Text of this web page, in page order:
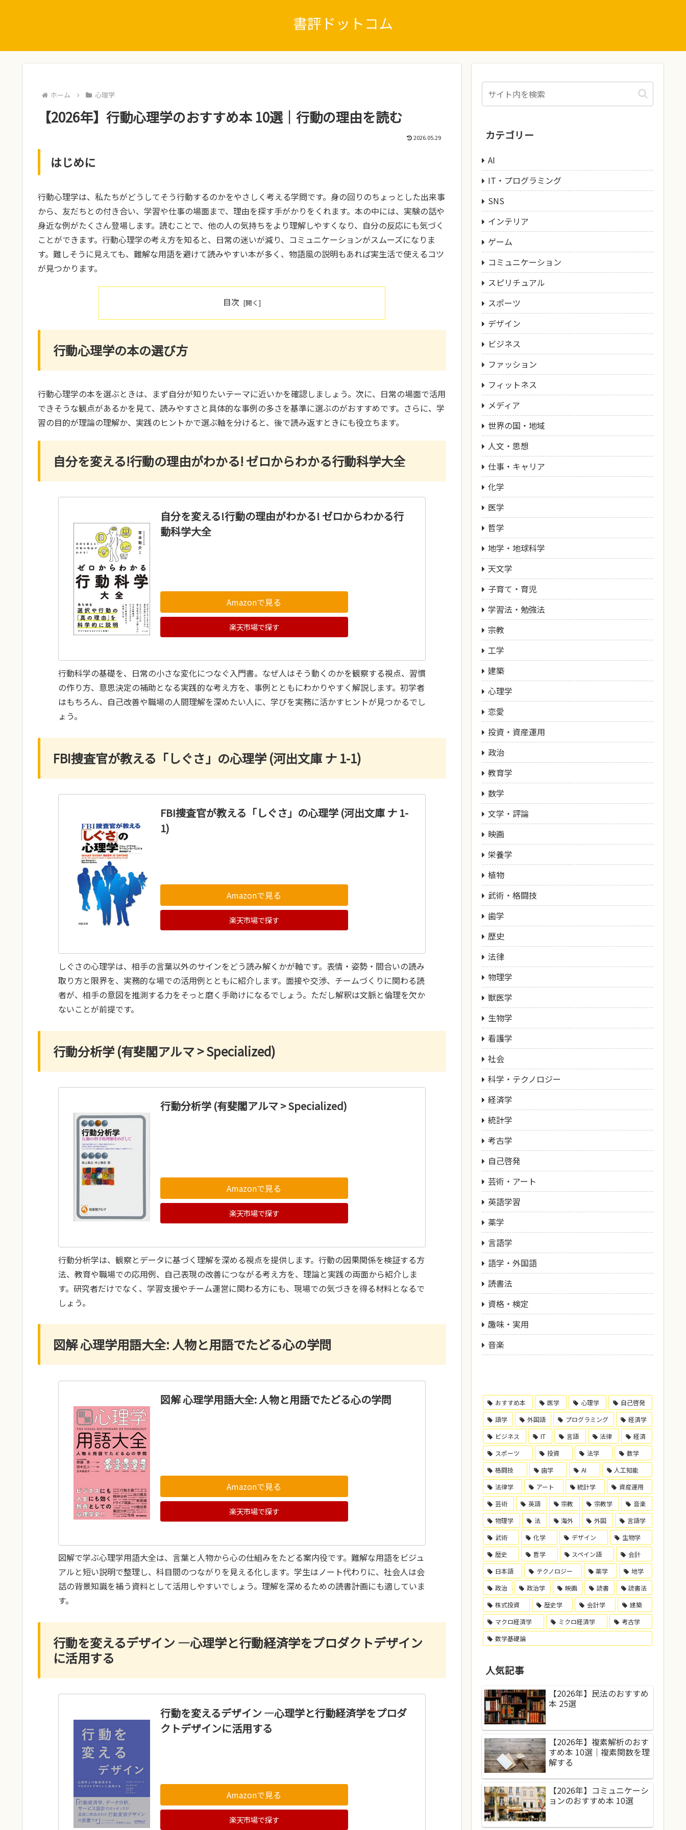
書評ドットコム
ホーム 心理学
【2026年】行動心理学のおすすめ本 10選｜行動の理由を読む
2026.05.29
はじめに
行動心理学は、私たちがどうしてそう行動するのかをやさしく考える学問です。身の回りのちょっとした出来事
から、友だちとの付き合い、学習や仕事の場面まで、理由を探す手がかりをくれます。本の中には、実験の話や
身近な例がたくさん登場します。読むことで、他の人の気持ちをより理解しやすくなり、自分の反応にも気づく
ことができます。行動心理学の考え方を知ると、日常の迷いが減り、コミュニケーションがスムーズになりま
す。難しそうに見えても、難解な用語を避けて読みやすい本が多く、物語風の説明もあれば実生活で使えるコツ
が見つかります。
目次
行動心理学の本の選び方
行動心理学の本を選ぶときは、まず自分が知りたいテーマに近いかを確認しましょう。次に、日常の場面で活用
できそうな観点があるかを見て、読みやすさと具体的な事例の多さを基準に選ぶのがおすすめです。さらに、学
習の目的が理論の理解か、実践のヒントかで選ぶ軸を分けると、後で読み返すときにも役立ちます。
自分を変える!行動の理由がわかる! ゼロからわかる行動科学大全
自分を変える!行動の理由がわかる! ゼロからわかる行
動科学大全
Amazonで見る
楽天市場で探す
行動科学の基礎を、日常の小さな変化につなぐ入門書。なぜ人はそう動くのかを観察する視点、習慣
の作り方、意思決定の補助となる実践的な考え方を、事例とともにわかりやすく解説します。初学者
はもちろん、自己改善や職場の人間理解を深めたい人に、学びを実務に活かすヒントが見つかるでし
ょう。
FBI捜査官が教える「しぐさ」の心理学 (河出文庫 ナ 1-1)
FBI捜査官が教える「しぐさ」の心理学 (河出文庫 ナ 1-
1)
Amazonで見る
楽天市場で探す
しぐさの心理学は、相手の言葉以外のサインをどう読み解くかが軸です。表情・姿勢・間合いの読み
取り方と限界を、実務的な場での活用例とともに紹介します。面接や交渉、チームづくりに関わる読
者が、相手の意図を推測する力をそっと磨く手助けになるでしょう。ただし解釈は文脈と倫理を欠か
ないことが前提です。
行動分析学 (有斐閣アルマ > Specialized)
行動分析学 (有斐閣アルマ > Specialized)
Amazonで見る
楽天市場で探す
行動分析学は、観察とデータに基づく理解を深める視点を提供します。行動の因果関係を検証する方
法、教育や職場での応用例、自己表現の改善につながる考え方を、理論と実践の両面から紹介しま
す。研究者だけでなく、学習支援やチーム運営に関わる方にも、現場での気づきを得る材料となるで
しょう。
図解 心理学用語大全: 人物と用語でたどる心の学問
図解 心理学用語大全: 人物と用語でたどる心の学問
Amazonで見る
楽天市場で探す
図解で学ぶ心理学用語大全は、言葉と人物から心の仕組みをたどる案内役です。難解な用語をビジュ
アルと短い説明で整理し、科目間のつながりを見える化します。学生はノート代わりに、社会人は会
話の背景知識を補う資料として活用しやすいでしょう。理解を深めるための読書計画にも適していま
す。
行動を変えるデザイン ―心理学と行動経済学をプロダクトデザイン
に活用する
行動を変えるデザイン ―心理学と行動経済学をプロダ
クトデザインに活用する
Amazonで見る
楽天市場で探す
カテゴリー
AI
IT・プログラミング
SNS
インテリア
ゲーム
コミュニケーション
スピリチュアル
スポーツ
デザイン
ビジネス
ファッション
フィットネス
メディア
世界の国・地域
人文・思想
仕事・キャリア
化学
医学
哲学
地学・地球科学
天文学
子育て・育児
学習法・勉強法
宗教
工学
建築
心理学
恋愛
投資・資産運用
政治
教育学
数学
文学・評論
映画
栄養学
植物
武術・格闘技
歯学
歴史
法律
物理学
獣医学
生物学
看護学
社会
科学・テクノロジー
経済学
統計学
考古学
自己啓発
芸術・アート
英語学習
薬学
言語学
語学・外国語
読書法
資格・検定
趣味・実用
音楽
おすすめ本 医学 心理学
自己啓発
語学
外国語 プログラミング
経済学
ビジネス
IT 言語 法律
経済
スポーツ
投資 法学
数学
格闘技
歯学 AI
人工知能
法律学
アート 統計学
資産運用
芸術
英語 宗教 宗教学
音楽
物理学
法 海外 外国
言語学
武術
化学 デザイン
生物学
歴史
哲学 スペイン語
会計
日本語
テクノロジー 薬学
地学
政治
政治学 映画 読書
読書法
株式投資
歴史学 会計学
建築
マクロ経済学
ミクロ経済学
考古学
数学基礎論
人気記事
【2026年】民法のおすすめ
本 25選
【2026年】複素解析のおす
すめ本 10選｜複素関数を理
解する
【2026年】コミュニケーシ
ョンのおすすめ本 10選